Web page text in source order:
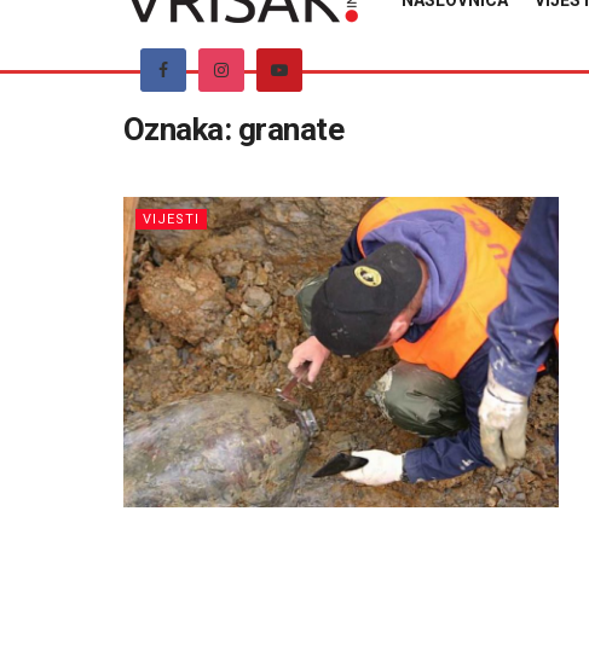
Oznaka: granate
VIJESTI